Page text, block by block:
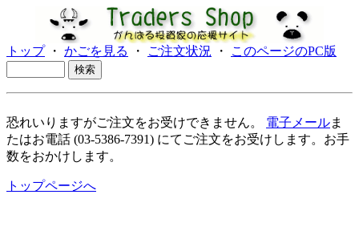
トップ・ かごを見る ・ ご注文状況 ・ このページのPC版
恐れいりますがご注文をお受けできません。 電子メールま
たはお電話 (03-5386-7391) にてご注文をお受けします。お手
数をおかけします。
トップページへ